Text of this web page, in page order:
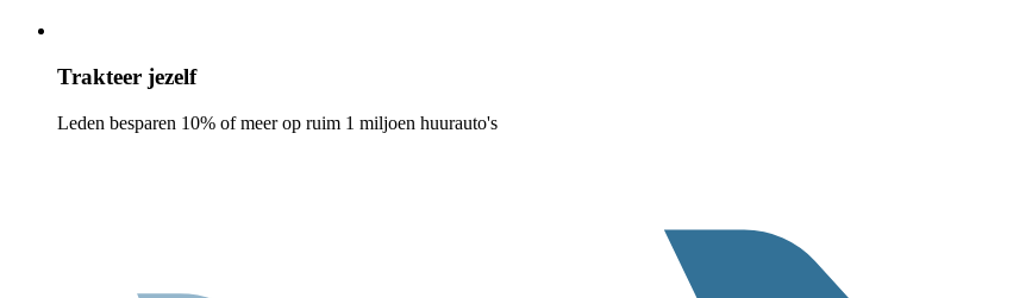
Trakteer jezelf
Leden besparen 10% of meer op ruim 1 miljoen huurauto's